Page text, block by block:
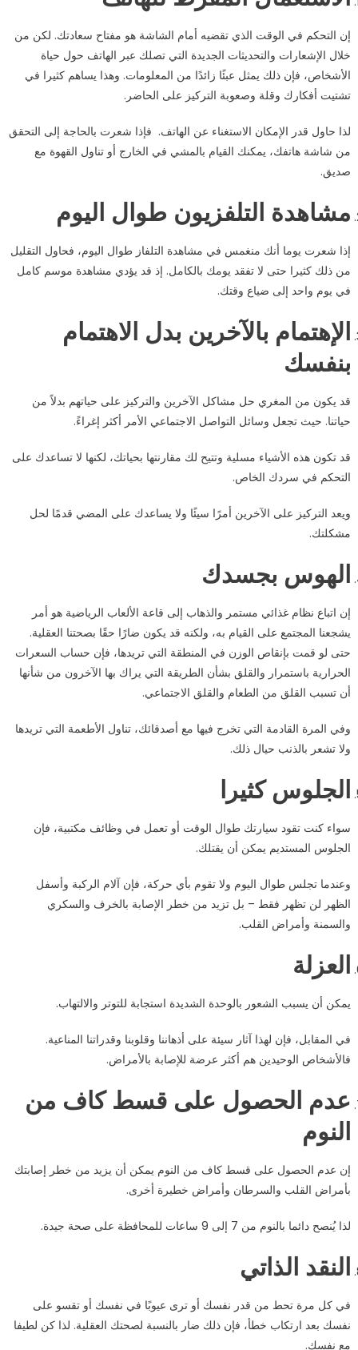
إن التحكم في الوقت الذي تقضيه أمام الشاشة هو مفتاح سعادتك. لكن من
خلال الإشعارات والتحديثات الجديدة التي تصلك عبر الهاتف حول حياة
الأشخاص، فإن ذلك يمثل عبئًا زائدًا من المعلومات. وهذا يساهم كثيرا في
تشتيت أفكارك وقلة وصعوبة التركيز على الحاضر.
لذا حاول قدر الإمكان الاستغناء عن الهاتف. فإذا شعرت بالحاجة إلى التحقق
من شاشة هاتفك، يمكنك القيام بالمشي في الخارج أو تناول القهوة مع
صديق.
مشاهدة التلفزيون طوال اليوم
إذا شعرت يوما أنك منغمس في مشاهدة التلفاز طوال اليوم، فحاول التقليل
من ذلك كثيرا حتى لا تفقد يومك بالكامل. إذ قد يؤدي مشاهدة موسم كامل
في يوم واحد إلى ضياع وقتك.
الإهتمام بالآخرين بدل الاهتمام
بنفسك
قد يكون من المغري حل مشاكل الآخرين والتركيز على حياتهم بدلاً من
حياتنا. حيث تجعل وسائل التواصل الاجتماعي الأمر أكثر إغراءً.
قد تكون هذه الأشياء مسلية وتتيح لك مقارنتها بحياتك، لكنها لا تساعدك على
التحكم في سردك الخاص.
ويعد التركيز على الآخرين أمرًا سيئًا ولا يساعدك على المضي قدمًا لحل
مشكلتك.
الهوس بجسدك
إن اتباع نظام غذائي مستمر والذهاب إلى قاعة الألعاب الرياضية هو أمر
يشجعنا المجتمع على القيام به، ولكنه قد يكون ضارًا حقًا بصحتنا العقلية.
حتى لو قمت بإنقاص الوزن في المنطقة التي تريدها، فإن حساب السعرات
الحرارية باستمرار والقلق بشأن الطريقة التي يراك بها الآخرون من شأنها
أن تسبب القلق من الطعام والقلق الاجتماعي.
وفي المرة القادمة التي تخرج فيها مع أصدقائك، تناول الأطعمة التي تريدها
ولا تشعر بالذنب حيال ذلك.
الجلوس كثيرا
سواء كنت تقود سيارتك طوال الوقت أو تعمل في وظائف مكتبية، فإن
الجلوس المستديم يمكن أن يقتلك.
وعندما تجلس طوال اليوم ولا تقوم بأي حركة، فإن آلام الركبة وأسفل
الظهر لن تظهر فقط – بل تزيد من خطر الإصابة بالخرف والسكري
والسمنة وأمراض القلب.
العزلة
يمكن أن يسبب الشعور بالوحدة الشديدة استجابة للتوتر والالتهاب.
في المقابل، فإن لهذا آثار سيئة على أذهاننا وقلوبنا وقدراتنا المناعية.
فالأشخاص الوحيدين هم أكثر عرضة للإصابة بالأمراض.
عدم الحصول على قسط كاف من
النوم
إن عدم الحصول على قسط كاف من النوم يمكن أن يزيد من خطر إصابتك
بأمراض القلب والسرطان وأمراض خطيرة أخرى.
لذا يُنصح دائما بالنوم من 7 إلى 9 ساعات للمحافظة على صحة جيدة.
النقد الذاتي
في كل مرة تحط من قدر نفسك أو ترى عيوبًا في نفسك أو تقسو على
نفسك بعد ارتكاب خطأ، فإن ذلك ضار بالنسبة لصحتك العقلية. لذا كن لطيفا
مع نفسك.